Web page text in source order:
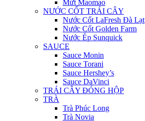
Mứt Maomao
NƯỚC CỐT TRÁI CÂY
Nước Cốt LaFresh Đà Lạt
Nước Cốt Golden Farm
Nước Ép Sunquick
SAUCE
Sauce Monin
Sauce Torani
Sauce Hershey’s
Sauce DaVinci
TRÁI CÂY ĐÓNG HỘP
TRÀ
Trà Phúc Long
Trà Novia